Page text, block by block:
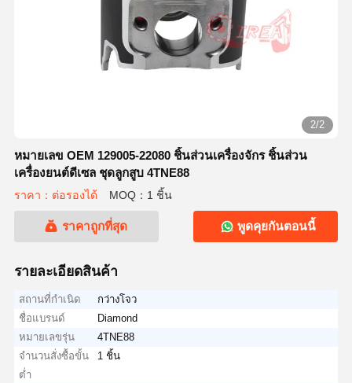
2/2
หมายเลข OEM 129005-22080 ชิ้นส่วนเครื่องจักร ชิ้นส่วน
เครื่องยนต์ดีเซล ชุดลูกสูบ 4TNE88
ราคา：ต่อรองได้ MOQ：1 ชิ้น
ราคาถูกที่สุด พูดคุยกันตอนนี้
รายละเอียดสินค้า
สถานที่กำเนิด
กว่างโจว
ชื่อแบรนด์
Diamond
หมายเลขรุ่น
4TNE88
จำนวนสั่งซื้อขั้น
ต่ำ
1 ชิ้น